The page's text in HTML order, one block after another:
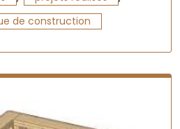
de construction